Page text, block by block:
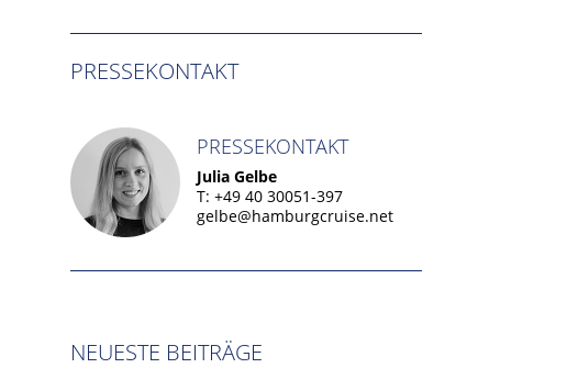
PRESSEKONTAKT
PRESSEKONTAKT
Julia Gelbe
T: +49 40 30051-397
gelbe@hamburgcruise.net
NEUESTE BEITRÄGE